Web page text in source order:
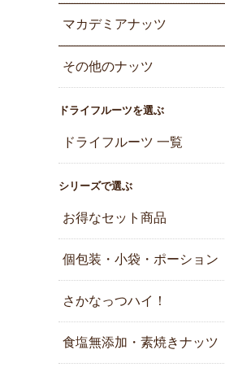
マカデミアナッツ
その他のナッツ
ドライフルーツを選ぶ
ドライフルーツ 一覧
シリーズで選ぶ
お得なセット商品
個包装・小袋・ポーション
さかなっつハイ！
食塩無添加・素焼きナッツ